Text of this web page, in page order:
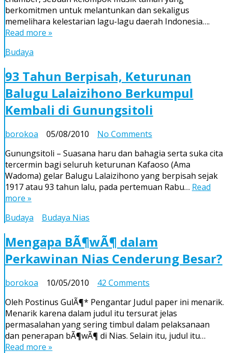
berkomitmen untuk melantunkan dan sekaligus
memelihara kelestarian lagu-lagu daerah Indonesia….
Read more »
Budaya
93 Tahun Berpisah, Keturunan
Balugu Lalaizihono Berkumpul
Kembali di Gunungsitoli
borokoa 05/08/2010 No Comments
Tahun
Berpisah,
Keturunan
Balugu
Gunungsitoli
Gunungsitoli – Suasana haru dan bahagia serta suka cita
tercermin bagi seluruh keturunan Kafaoso (Ama
Wadoma) gelar Balugu Lalaizihono yang berpisah sejak
1917 atau 93 tahun lalu, pada pertemuan Rabu… Read
more »
Budaya
Budaya Nias
Mengapa BÃ¶wÃ¶ dalam
Perkawinan Nias Cenderung Besar?
borokoa 10/05/2010 42 Comments
BÃ¶wÃ¶
dalam
Perkawinan
Nias
Oleh Postinus GulÃ¶* Pengantar Judul paper ini menarik.
Menarik karena dalam judul itu tersurat jelas
permasalahan yang sering timbul dalam pelaksanaan
dan penerapan bÃ¶wÃ¶ di Nias. Selain itu, judul itu…
Read more »